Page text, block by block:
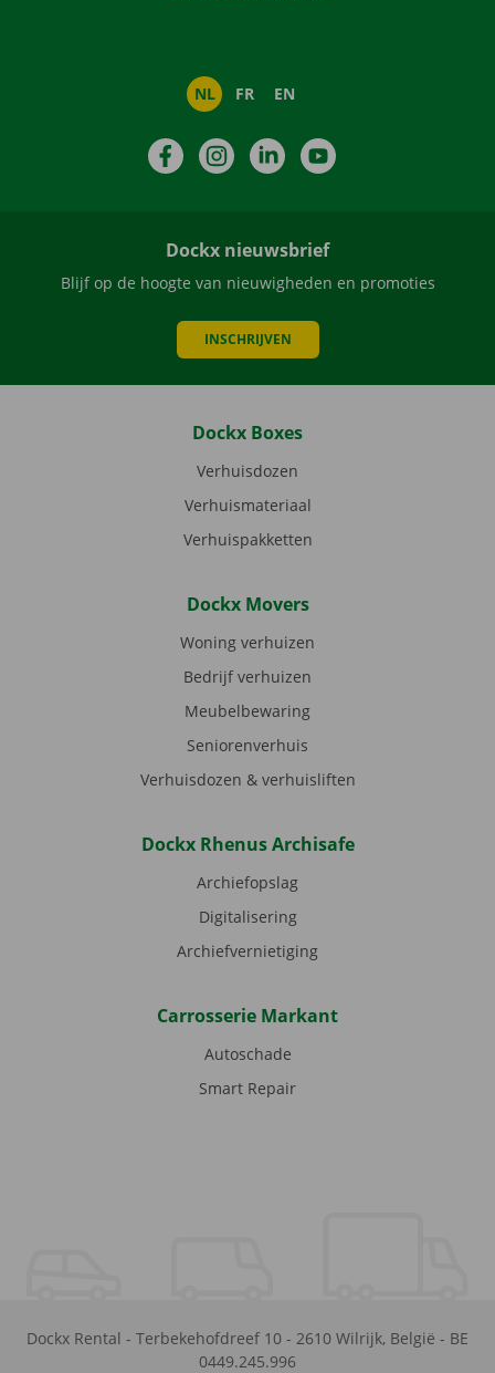
NL FR EN
FacebookInstagramLinkedIn
Dockx nieuwsbrief
Blijf op de hoogte van nieuwigheden en promoties
INSCHRIJVEN
Dockx Boxes
Verhuisdozen
Verhuismateriaal
Verhuispakketten
Dockx Movers
Woning verhuizen
Bedrijf verhuizen
Meubelbewaring
Seniorenverhuis
Verhuisdozen & verhuisliften
Dockx Rhenus Archisafe
Archiefopslag
Digitalisering
Archiefvernietiging
Carrosserie Markant
Autoschade
Smart Repair
Dockx Rental - Terbekehofdreef 10 - 2610 Wilrijk, België - BE
0449.245.996